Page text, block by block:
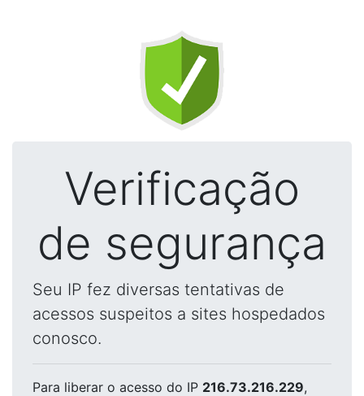
Verificação
de segurança
Seu IP fez diversas tentativas de
acessos suspeitos a sites hospedados
conosco.
Para liberar o acesso do IP 216.73.216.229,